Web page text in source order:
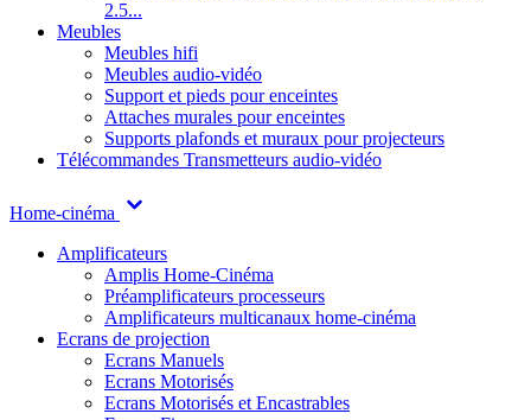
2.5...
Meubles
Meubles hifi
Meubles audio-vidéo
Support et pieds pour enceintes
Attaches murales pour enceintes
Supports plafonds et muraux pour projecteurs
Télécommandes Transmetteurs audio-vidéo
Home-cinéma
Amplificateurs
Amplis Home-Cinéma
Préamplificateurs processeurs
Amplificateurs multicanaux home-cinéma
Ecrans de projection
Ecrans Manuels
Ecrans Motorisés
Ecrans Motorisés et Encastrables